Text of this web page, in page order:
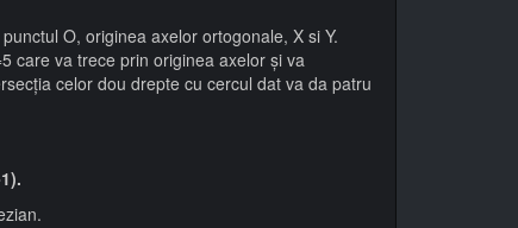
O, originea axelor ortogonale, X si Y.
care va trece prin originea axelor și va
celor dou drepte cu cercul dat va da patru